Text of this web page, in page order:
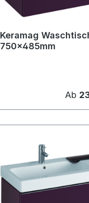
Keramag
750x485mm
Ab